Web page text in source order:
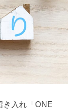
入れ「ONE